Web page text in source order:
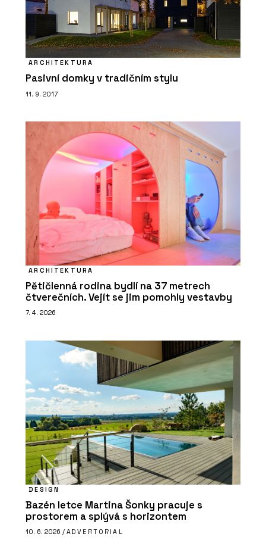
ARCHITEKTURA
Pasivní domky v tradičním stylu
11. 9. 2017
ARCHITEKTURA
Pětičlenná rodina bydlí na 37 metrech
čtverečních. Vejít se jim pomohly vestavby
7. 4. 2026
DESIGN
Bazén letce Martina Šonky pracuje s
prostorem a splývá s horizontem
10. 6. 2026 / ADVERTORIAL